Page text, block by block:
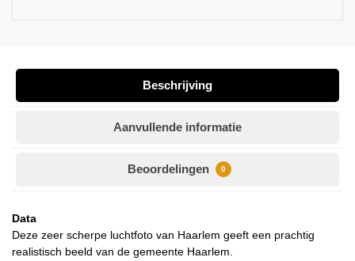
Beschrijving
Aanvullende informatie
Beoordelingen 0
Data
Deze zeer scherpe luchtfoto van Haarlem geeft een prachtig
realistisch beeld van de gemeente Haarlem.